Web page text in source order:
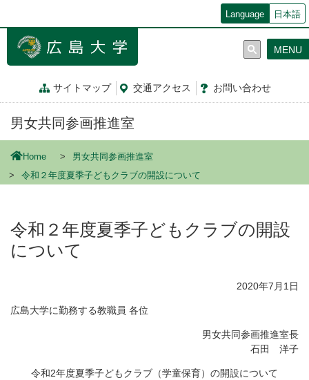
ン
Language 日本語
サイトマップ 交通アクセス お問い合わせ
MENU
男女共同参画推進室
Home
男女共同参画推進室
令和２年度夏季子どもクラブの開設について
令和２年度夏季子どもクラブの開設
について
2020年7月1日
広島大学に勤務する教職員 各位
男女共同参画推進室長
石田 洋子
令和2年度夏季子どもクラブ（学童保育）の開設について